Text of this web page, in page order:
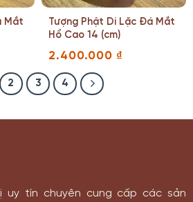
Mắt
Tượng Phật Di Lặc Đá Mắt
Hổ Cao 14 (cm)
2.400.000 ₫
2 3 4
uy tín chuyên cung cấp các sản